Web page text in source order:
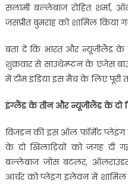
सलामी बल्लेबाज रोहित शर्मा,
जसप्रीत बुमराह को शामिल किया
बता दें कि भारत और न्यूजीलैंड के
शुक्रवार से साउथेम्प्टन के एजेस
में टीम इंडिया इस मैच के लिए पूरी
इंग्लैंड के तीन और न्यूजीलैंड के दो
विजडन की इस ऑल फॉर्मेट
के दो खिलाड़ियों को जगह दी
बल्लेबाज जोस बटलर,
आर्चर को प्लेइंग इलेवन में शामिल